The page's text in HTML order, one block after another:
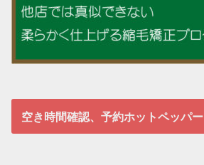
空き時間確認、予約ホットペッパー